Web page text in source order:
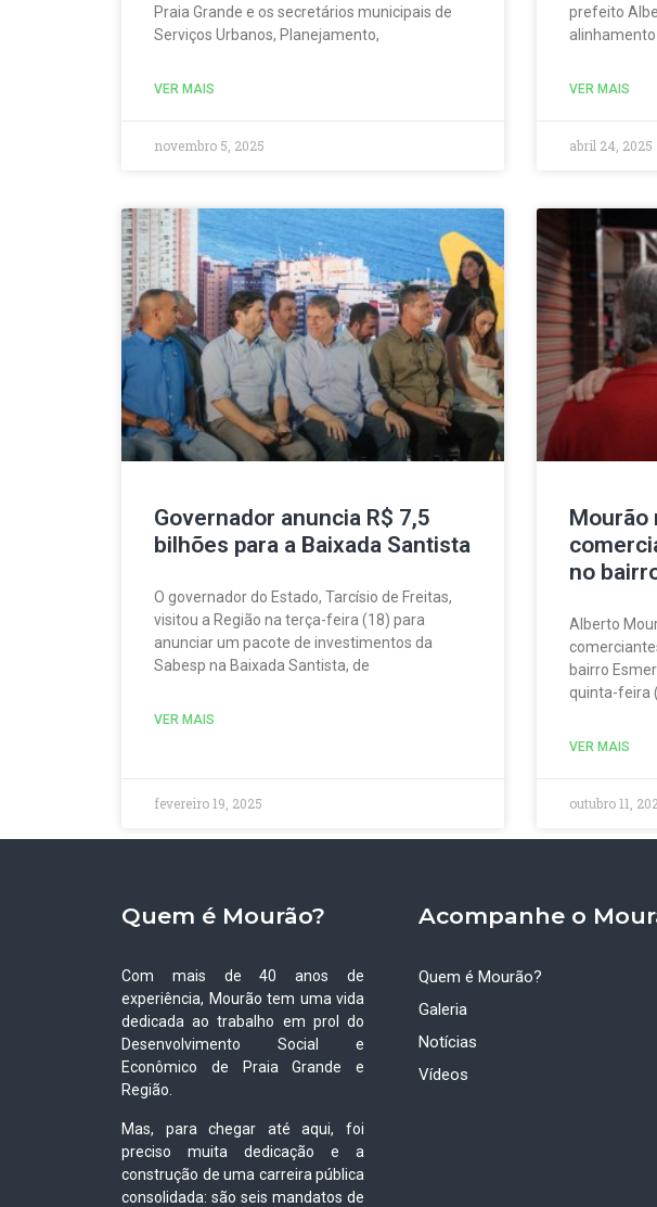
Praia Grande e os secretários municipais de
Serviços Urbanos, Planejamento,
VER MAIS
novembro 5, 2025
prefeito
VER MAIS
abril 24, 2025
Governador anuncia R$ 7,5
bilhões para a Baixada Santista
O governador do Estado, Tarcísio de Freitas,
visitou a Região na terça-feira (18) para
anunciar um pacote de investimentos da
Sabesp na Baixada Santista, de
VER MAIS
fevereiro 19, 2025
Mourão
no
Alberto
bairro
quinta-feira
VER MAIS
outubro 11,
Quem é Mourão?
Com mais de 40 anos de
experiência, Mourão tem uma vida
dedicada ao trabalho em prol do
Desenvolvimento Social e
Econômico de Praia Grande e
Região.
Mas, para chegar até aqui, foi
preciso muita dedicação e a
construção de uma carreira pública
consolidada: são seis mandatos de
Acompanhe o
Quem é Mourão?
Galeria
Notícias
Vídeos